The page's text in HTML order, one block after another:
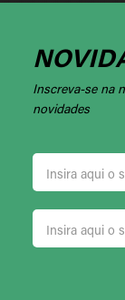
Inscreva-se na
novidades